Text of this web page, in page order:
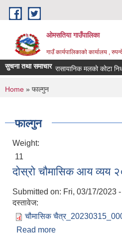
Skip to main content
ओमसतिया गाउँपालिका
गाउँ कार्यपालिकाको कार्यालय ,
सुचना तथा समाचाररासायानिक मलको कोटा
You are here
Home » फाल्गुन
फाल्गुन
Weight:
11
दोस्रो चौमासिक आय व्यय
Submitted on: Fri, 03/17/2023
दस्तावेज:
चौमासिक
Read more